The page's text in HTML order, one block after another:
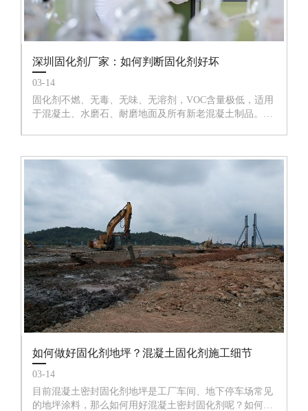
深圳固化剂厂家：如何判断固化剂好坏
03-14
固化剂不燃、无毒、无味、无溶剂，VOC含量极低，适用
于混凝土、水磨石、耐磨地面及所有新老混凝土制品。固
如何做好固化剂地坪？混凝土固化剂施工细节
03-14
目前混凝土密封固化剂地坪是工厂车间、地下停车场常见
的地坪涂料，那么如何用好混凝土密封固化剂呢？如何做